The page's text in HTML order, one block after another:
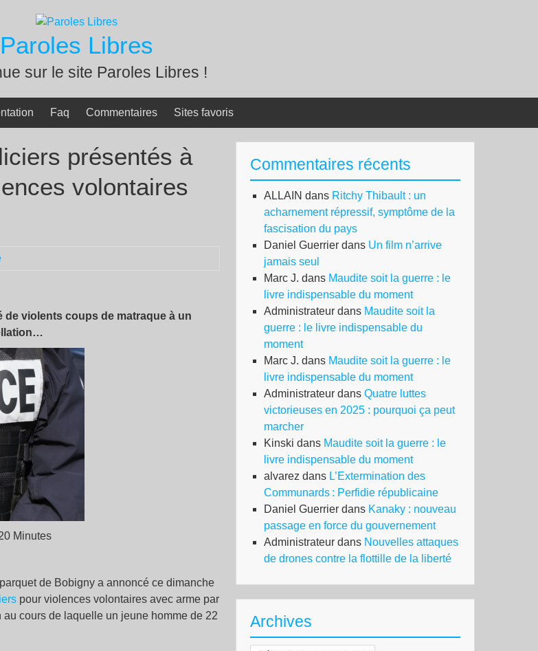
Paroles Libres
sur le site Paroles Libres !
Faq Commentaires Sites favoris
présentés à
volontaires
de violents coups de matraque à un
Minutes
de Bobigny a annoncé ce dimanche
pour violences volontaires avec arme par
cours de laquelle un jeune homme de 22
Commentaires récents
ALLAIN dans Ritchy Thibault : un
acharnement répressif, symptôme de la
fascisation du pays
Daniel Guerrier dans Un film n’arrive
jamais seul
Marc J. dans Maudite soit la guerre : le
livre indispensable du moment
Administrateur dans Maudite soit la
guerre : le livre indispensable du
moment
Marc J. dans Maudite soit la guerre : le
livre indispensable du moment
Administrateur dans Quatre luttes
victorieuses en 2025 : pourquoi ça peut
marcher
Kinski dans Maudite soit la guerre : le
livre indispensable du moment
alvarez dans L’Extermination des
Communards : Perfidie républicaine
Daniel Guerrier dans Kanaky : nouveau
passage en force du gouvernement
Administrateur dans Nouvelles attaques
de drones contre la flottille de la liberté
Archives